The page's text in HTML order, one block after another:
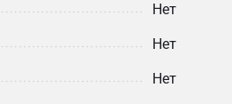
Нет
Нет
Нет